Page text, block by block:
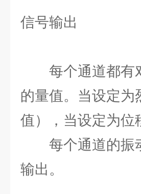
信号输出
每个通道都有对
的量值。当设定为
值），当设定为
每个通道的振动
输出。